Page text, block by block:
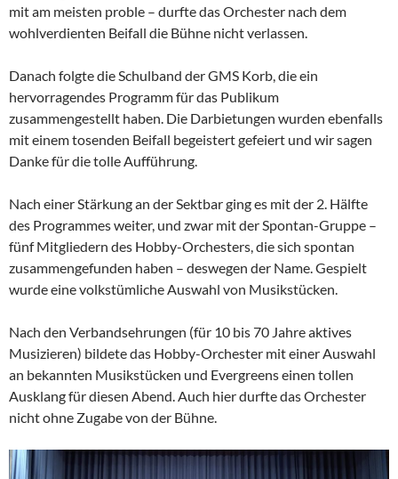
mit am meisten proble – durfte das Orchester nach dem
wohlverdienten Beifall die Bühne nicht verlassen.
Danach folgte die Schulband der GMS Korb, die ein
hervorragendes Programm für das Publikum
zusammengestellt haben. Die Darbietungen wurden ebenfalls
mit einem tosenden Beifall begeistert gefeiert und wir sagen
Danke für die tolle Aufführung.
Nach einer Stärkung an der Sektbar ging es mit der 2. Hälfte
des Programmes weiter, und zwar mit der Spontan-Gruppe –
fünf Mitgliedern des Hobby-Orchesters, die sich spontan
zusammengefunden haben – deswegen der Name. Gespielt
wurde eine volkstümliche Auswahl von Musikstücken.
Nach den Verbandsehrungen (für 10 bis 70 Jahre aktives
Musizieren) bildete das Hobby-Orchester mit einer Auswahl
an bekannten Musikstücken und Evergreens einen tollen
Ausklang für diesen Abend. Auch hier durfte das Orchester
nicht ohne Zugabe von der Bühne.